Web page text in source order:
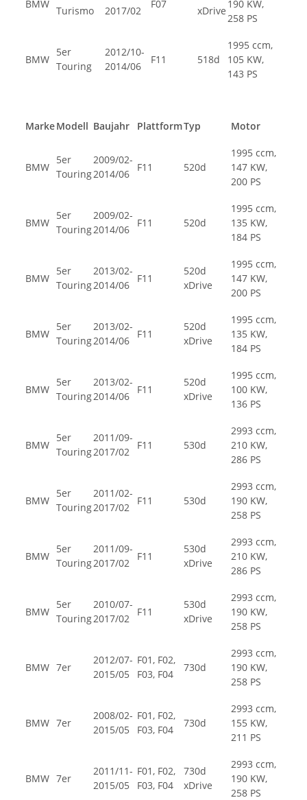
BMW
Turismo
2017/02
F07
xDrive
190 KW,
258 PS
BMW
5er
Touring
2012/10-
2014/06
F11 518d
1995 ccm,
105 KW,
143 PS
MarkeModell Baujahr PlattformTyp Motor
BMW
5er
Touring
2009/02-
2014/06
F11 520d
1995 ccm,
147 KW,
200 PS
BMW
5er
Touring
2009/02-
2014/06
F11 520d
1995 ccm,
135 KW,
184 PS
BMW
5er
Touring
2013/02-
2014/06
F11
520d
xDrive
1995 ccm,
147 KW,
200 PS
BMW
5er
Touring
2013/02-
2014/06
F11
520d
xDrive
1995 ccm,
135 KW,
184 PS
BMW
5er
Touring
2013/02-
2014/06
F11
520d
xDrive
1995 ccm,
100 KW,
136 PS
BMW
5er
Touring
2011/09-
2017/02
F11 530d
2993 ccm,
210 KW,
286 PS
BMW
5er
Touring
2011/02-
2017/02
F11 530d
2993 ccm,
190 KW,
258 PS
BMW
5er
Touring
2011/09-
2017/02
F11
530d
xDrive
2993 ccm,
210 KW,
286 PS
BMW
5er
Touring
2010/07-
2017/02
F11
530d
xDrive
2993 ccm,
190 KW,
258 PS
BMW 7er
2012/07-
2015/05
F01, F02,
F03, F04
730d
2993 ccm,
190 KW,
258 PS
BMW 7er
2008/02-
2015/05
F01, F02,
F03, F04
730d
2993 ccm,
155 KW,
211 PS
BMW 7er
2011/11-
2015/05
F01, F02,
F03, F04
730d
xDrive
2993 ccm,
190 KW,
258 PS